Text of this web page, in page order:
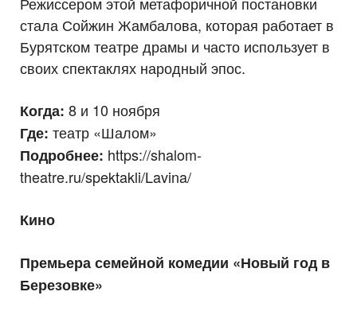
стала Сойжин Жамбалова, которая работает в
Бурятском театре драмы и часто использует в
своих спектаклях народный эпос.
Когда: 8 и 10 ноября
Где: театр «Шалом»
Подробнее: https://shalom-
theatre.ru/spektakli/Lavina/
Кино
Премьера семейной комедии «Новый год в
Березовке»